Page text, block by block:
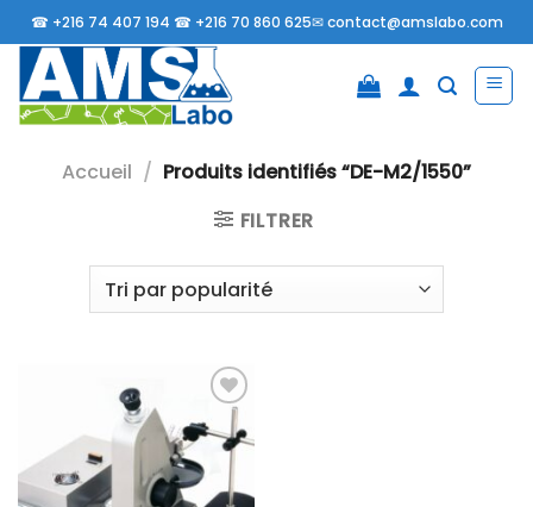
Passer
au
contenu
☎ +216 74 407 194 ☎ +216 70 860 625✉contact@amslabo.com
Accueil / Produits identifiés “DE-M2/1550”
FILTRER
Ajouter
à la liste
d’envies